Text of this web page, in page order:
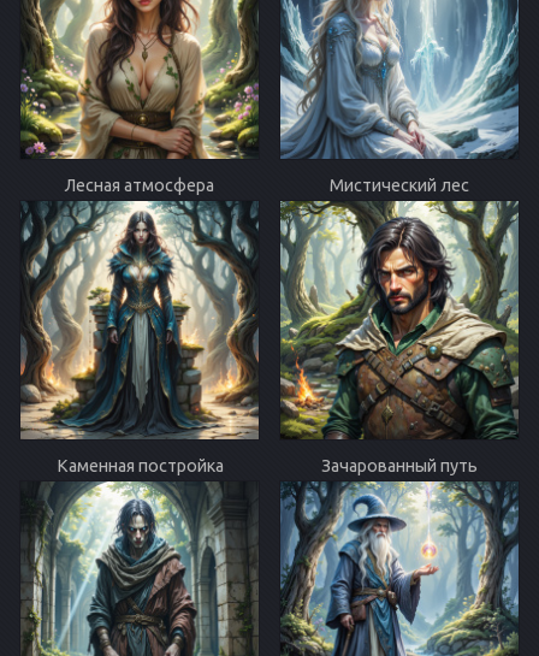
Лесная атмосфера Мистический лес
Каменная постройка Зачарованный путь